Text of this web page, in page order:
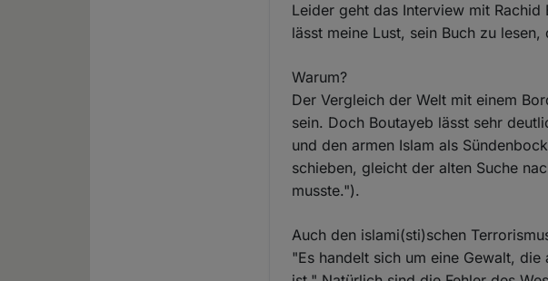
Leider geht das Interview mit
lässt meine Lust, sein Buch zu lesen,
Warum?
Der Vergleich der Welt mit einem
sein. Doch Boutayeb lässt sehr
und den armen Islam als
schieben, gleicht der alten Suche
musste.").
Auch den islami(sti)schen
"Es handelt sich um eine Gewalt,